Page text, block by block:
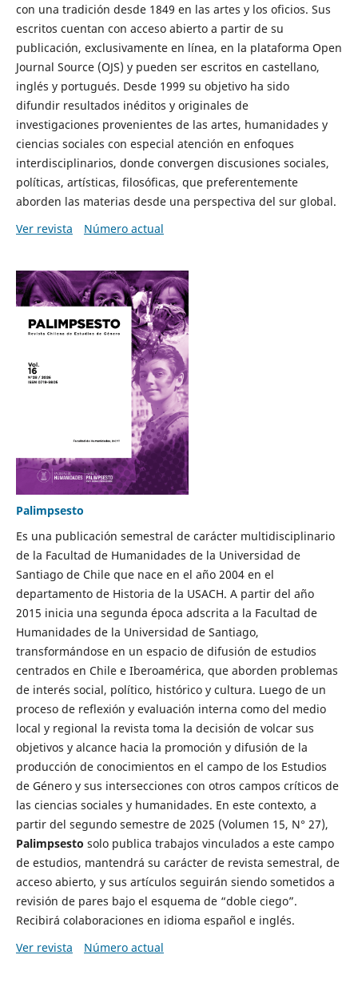
con una tradición desde 1849 en las artes y los oficios. Sus
escritos cuentan con acceso abierto a partir de su
publicación, exclusivamente en línea, en la plataforma Open
Journal Source (OJS) y pueden ser escritos en castellano,
inglés y portugués. Desde 1999 su objetivo ha sido
difundir resultados inéditos y originales de
investigaciones provenientes de las artes, humanidades y
ciencias sociales con especial atención en enfoques
interdisciplinarios, donde convergen discusiones sociales,
políticas, artísticas, filosóficas, que preferentemente
aborden las materias desde una perspectiva del sur global.
Ver revista
Número actual
Palimpsesto
Es una publicación semestral de carácter multidisciplinario
de la Facultad de Humanidades de la Universidad de
Santiago de Chile que nace en el año 2004 en el
departamento de Historia de la USACH. A partir del año
2015 inicia una segunda época adscrita a la Facultad de
Humanidades de la Universidad de Santiago,
transformándose en un espacio de difusión de estudios
centrados en Chile e Iberoamérica, que aborden problemas
de interés social, político, histórico y cultura. Luego de un
proceso de reflexión y evaluación interna como del medio
local y regional la revista toma la decisión de volcar sus
objetivos y alcance hacia la promoción y difusión de la
producción de conocimientos en el campo de los Estudios
de Género y sus intersecciones con otros campos críticos de
las ciencias sociales y humanidades. En este contexto, a
partir del segundo semestre de 2025 (Volumen 15, N° 27),
Palimpsesto solo publica trabajos vinculados a este campo
de estudios, mantendrá su carácter de revista semestral, de
acceso abierto, y sus artículos seguirán siendo sometidos a
revisión de pares bajo el esquema de “doble ciego”.
Recibirá colaboraciones en idioma español e inglés.
Ver revista
Número actual